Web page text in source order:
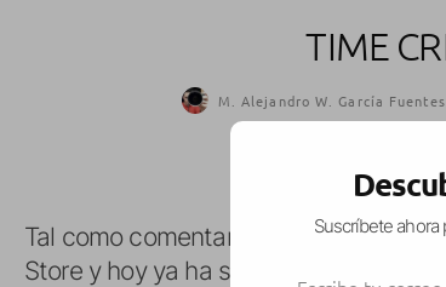
TIME
M. Alejandro W. García
Tal como comentamos el otro día,
Store y hoy ya ha salido a la venta.
Suscríbete